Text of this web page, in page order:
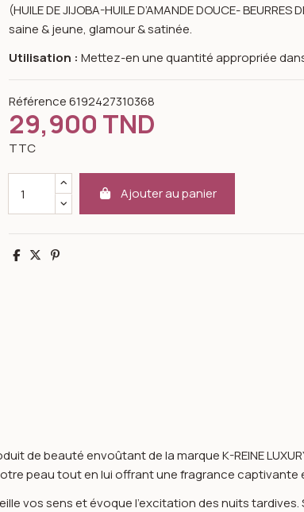
image gallery for K-reine Lait de corps senteur after
(HUILE DE JIJOBA-HUILE D’AMANDE DOUCE-
saine & jeune, glamour & satinée.
Utilisation : Mettez-en une quantité appropriée
Référence 6192427310368
29,900 TND
TTC
Ajouter au panier
Partager
TweetPinterest
de beauté envoûtant de la marque K-REINE
peau tout en lui offrant une fragrance captivante
vos sens et évoque l'excitation des nuits